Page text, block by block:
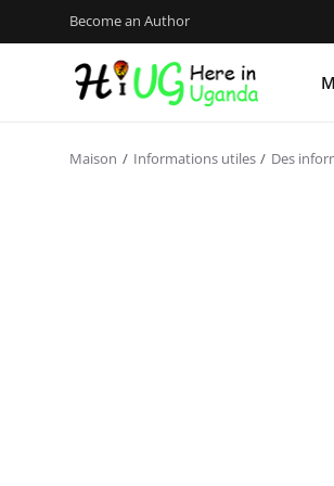
Become an Author
Maison Informations utiles Des